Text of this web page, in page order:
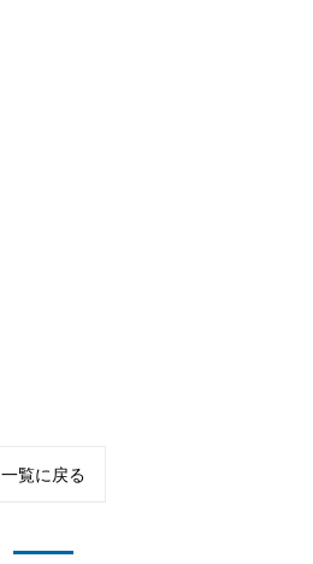
一覧に戻る